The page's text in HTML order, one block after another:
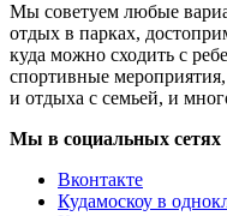
Мы советуем любые
отдых в парках,
куда можно сходить с
спортивные
и отдыха с семьей, и
Мы в социальных сетях
Вконтакте
Кудамоскоу в